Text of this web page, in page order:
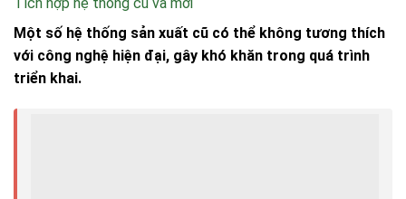
Một số hệ thống sản xuất cũ có thể không tương thích
với công nghệ hiện đại, gây khó khăn trong quá trình
triển khai.